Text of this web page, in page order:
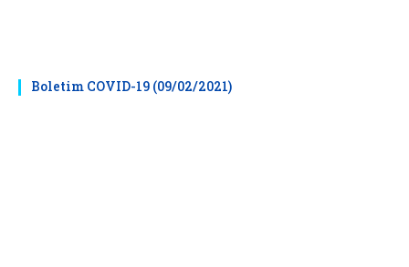
Boletim COVID-19 (09/02/2021)